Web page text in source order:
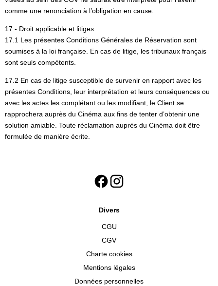
comme une renonciation à l’obligation en cause.
17 - Droit applicable et litiges
17.1 Les présentes Conditions Générales de Réservation sont
soumises à la loi française. En cas de litige, les tribunaux français
sont seuls compétents.
17.2 En cas de litige susceptible de survenir en rapport avec les
présentes Conditions, leur interprétation et leurs conséquences ou
avec les actes les complétant ou les modifiant, le Client se
rapprochera auprès du Cinéma aux fins de tenter d’obtenir une
solution amiable. Toute réclamation auprès du Cinéma doit être
formulée de manière écrite.
Divers
CGU
CGV
Charte cookies
Mentions légales
Données personnelles